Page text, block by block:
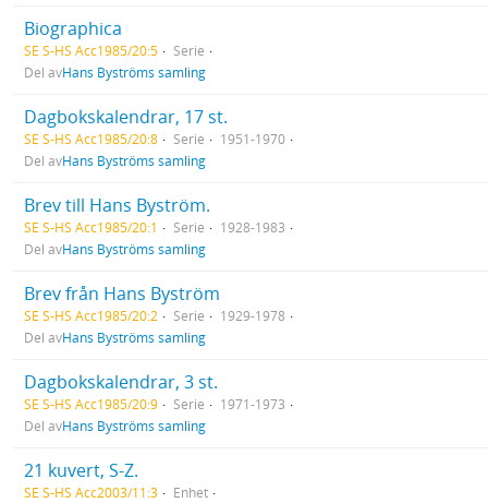
Biographica
SE S-HS Acc1985/20:5
Serie
Del avHans Byströms samling
Dagbokskalendrar, 17 st.
SE S-HS Acc1985/20:8 Serie
1951-1970
Del avHans Byströms samling
Brev till Hans Byström.
SE S-HS Acc1985/20:1 Serie
1928-1983
Del avHans Byströms samling
Brev från Hans Byström
SE S-HS Acc1985/20:2 Serie
1929-1978
Del avHans Byströms samling
Dagbokskalendrar, 3 st.
SE S-HS Acc1985/20:9 Serie
1971-1973
Del avHans Byströms samling
21 kuvert, S-Z.
SE S-HS Acc2003/11:3
Enhet